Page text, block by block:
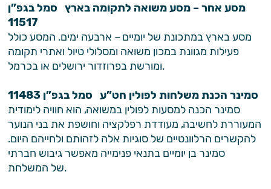
מסע אחר – מסע משואה לתקומה בארץ סמל בגפ”ן
11517
מסע בארץ במתכונת של יומיים – ארבעה ימים. המסע כולל
פעילות מגוונת במכון משואה ומסלולי טיול ואתרי תקומה
ומורשת בפרוזדור ירושלים או בכרמל.
סמינר הכנת משלחות לפולין חט”ע סמל בגפ”ן 11483
סמינר הכנה למסעות לפולין במשואה, הוא חוויה לימודית
המעוררת לחשיבה, מעודדת רפלקציה וחושפת את בני הנוער
להקשרים הרלוונטיים של סוגיות אלה לזהותם ולחייהם היום.
סמינר בן יומיים בתנאי פנימייה מאפשר גיבוש חברתי
של המשלחת.